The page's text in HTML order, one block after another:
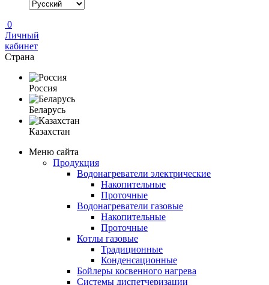
0
Личный
кабинет
Страна
Россия
Беларусь
Казахстан
Меню сайта
Продукция
Водонагреватели электрические
Накопительные
Проточные
Водонагреватели газовые
Накопительные
Проточные
Котлы газовые
Традиционные
Конденсационные
Бойлеры косвенного нагрева
Системы диспетчеризации